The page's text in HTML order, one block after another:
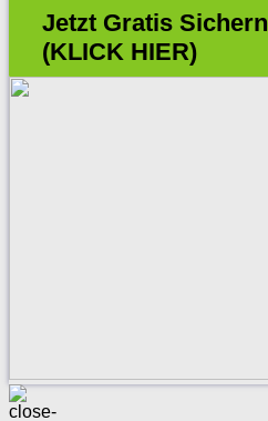
Jetzt Gratis Sichern
(KLICK HIER)